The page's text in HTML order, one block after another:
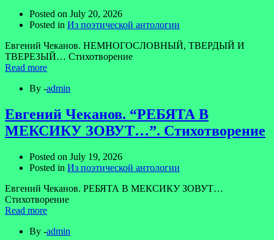
Posted on July 20, 2026
Posted in Из поэтической антологии
Евгений Чеканов. НЕМНОГОСЛОВНЫЙ, ТВЕРДЫЙ И
ТВЕРЕЗЫЙ… Стихотворение
Read more
By -admin
Евгений Чеканов. “РЕБЯТА В
МЕКСИКУ ЗОВУТ…”. Стихотворение
Posted on July 19, 2026
Posted in Из поэтической антологии
Евгений Чеканов. РЕБЯТА В МЕКСИКУ ЗОВУТ…
Стихотворение
Read more
By -admin